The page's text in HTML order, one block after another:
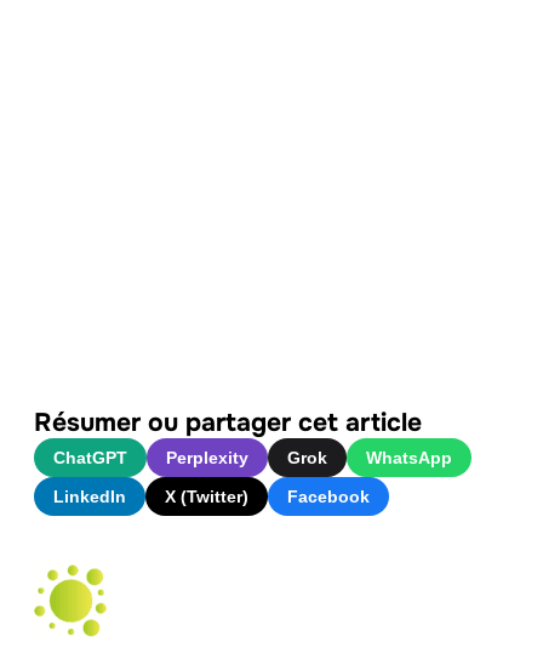
Résumer ou partager cet article
ChatGPT Perplexity Grok
WhatsApp
LinkedIn
X (Twitter) Facebook